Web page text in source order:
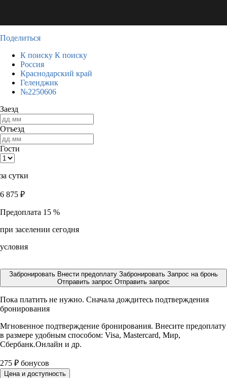
Поделиться
К поиску К поиску
Россия
Краснодарский край
Геленджик
№2250606
Заезд
Отъезд
Гости
за сутки
6 875 ₽
Предоплата 15 %
при заселении сегодня
условия
Забронировать Внести предоплату Забронировать Запрос на бронь
Отправить запрос Отправить запрос
Пока платить не нужно. Сначала дождитесь подтверждения
бронирования
Мгновенное подтверждение бронирования. Внесите предоплату
в размере удобным способом: Visa, Mastercard, Мир,
Сбербанк.Онлайн и др.
275 ₽ бонусов
Цена и доступность